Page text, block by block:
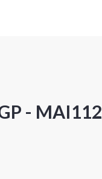
- MAI112